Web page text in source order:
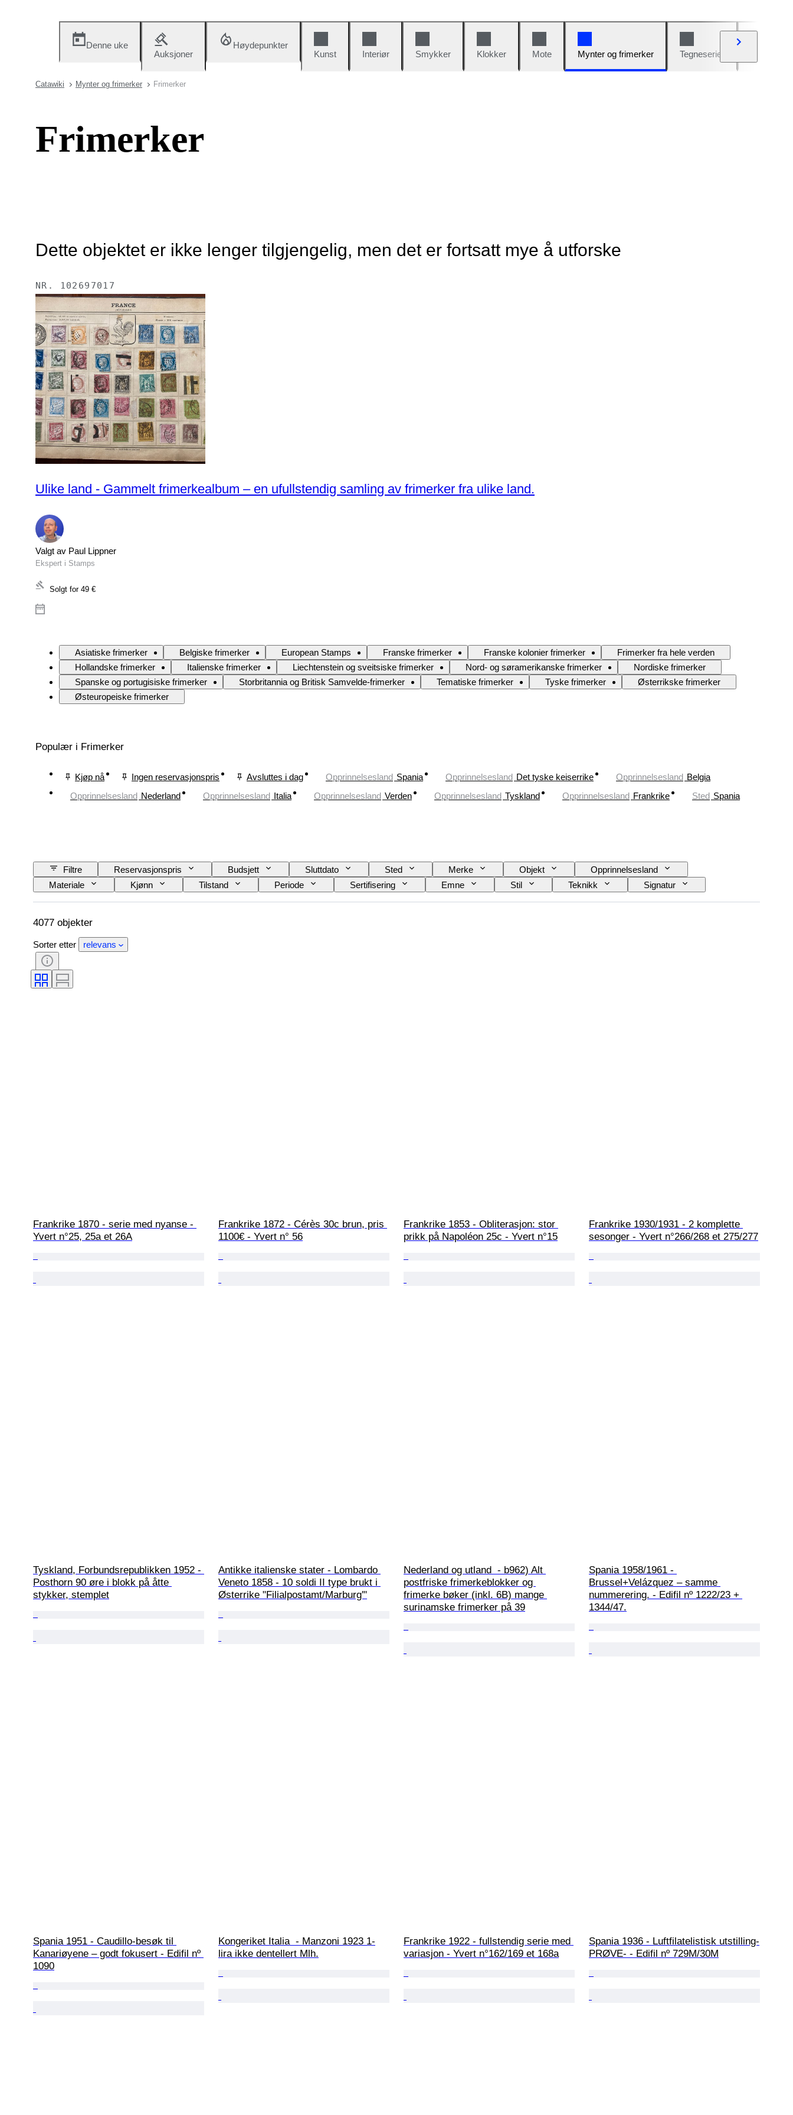
Denne uke
Auksjoner
Høydepunkter
Kunst
Interiør Smykker Klokker Mote Mynter og frimerker Tegneserier
Catawiki Mynter og frimerker Frimerker
Frimerker
Dette objektet er ikke lenger tilgjengelig, men det er fortsatt mye å utforske
NR. 102697017
Ulike land - Gammelt frimerkealbum – en ufullstendig samling av frimerker fra ulike land.
Valgt av Paul Lippner
Ekspert i Stamps
Solgt for 49 €
Asiatiske frimerker Belgiske frimerker European Stamps Franske frimerker Franske kolonier frimerker
Frimerker fra hele verden
Hollandske frimerker
Italienske frimerker Liechtenstein og sveitsiske frimerker Nord- og søramerikanske frimerker
Nordiske frimerker
Spanske og portugisiske frimerker
Storbritannia og Britisk Samvelde-frimerker Tematiske frimerker Tyske frimerker
Østerrikske frimerker
Østeuropeiske frimerker
Populær i Frimerker
Kjøp nå Ingen reservasjonspris Avsluttes i dag Opprinnelsesland Spania Opprinnelsesland Det tyske keiserrike Opprinnelsesland Belgia
Opprinnelsesland Nederland Opprinnelsesland Italia Opprinnelsesland Verden Opprinnelsesland Tyskland Opprinnelsesland Frankrike Sted Spania
Filtre Reservasjonspris Budsjett Sluttdato Sted Merke Objekt
Opprinnelsesland
Materiale
Kjønn Tilstand Periode Sertifisering Emne Stil Teknikk
Signatur
Binding
Utgave nr Språk Farge Solgt av Kunstner Attribusjon Æra
4077 objekter
Sorter etter relevans
Frankrike 1870 - serie med nyanse -
Yvert n°25, 25a et 26A
Frankrike 1872 - Cérès 30c brun, pris
1100€ - Yvert n° 56
Frankrike 1853 - Obliterasjon: stor
prikk på Napoléon 25c - Yvert n°15
Frankrike 1930/1931 - 2 komplette
sesonger - Yvert n°266/268 et 275/277
Tyskland, Forbundsrepublikken 1952 -
Posthorn 90 øre i blokk på åtte
stykker, stemplet
Antikke italienske stater - Lombardo
Veneto 1858 - 10 soldi II type brukt i
Østerrike "Filialpostamt/Marburg'"
Nederland og utland  - b962) Alt
postfriske frimerkeblokker og
frimerke bøker (inkl. 6B) mange
surinamske frimerker på 39
Spania 1958/1961 -
Brussel+Velázquez – samme
nummerering. - Edifil nº 1222/23 +
1344/47.
Spania 1951 - Caudillo-besøk til
Kanariøyene – godt fokusert - Edifil nº
1090
Kongeriket Italia  - Manzoni 1923 1-
lira ikke dentellert Mlh.
Frankrike 1922 - fullstendig serie med
variasjon - Yvert n°162/169 et 168a
Spania 1936 - Luftfilatelistisk utstilling-
PRØVE- - Edifil nº 729M/30M